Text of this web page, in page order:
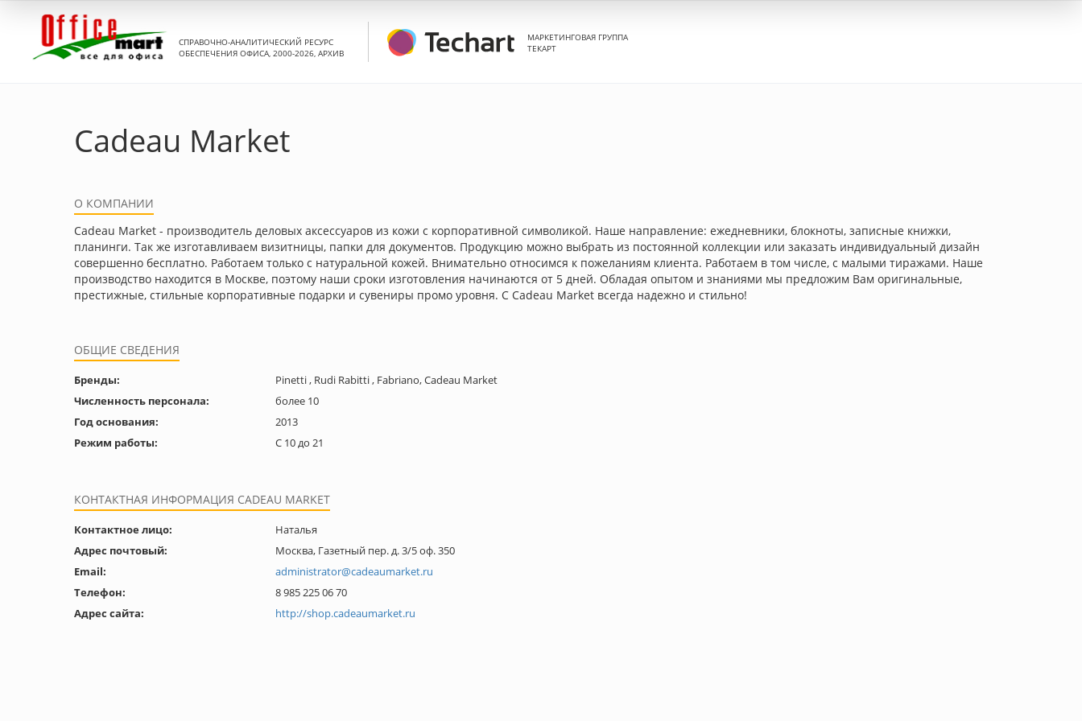
СПРАВОЧНО-АНАЛИТИЧЕСКИЙ РЕСУРС
ОБЕСПЕЧЕНИЯ ОФИСА, 2000-2026, АРХИВ
МАРКЕТИНГОВАЯ ГРУППА
ТЕКАРТ
Cadeau Market
О КОМПАНИИ
Cadeau Market - производитель деловых аксессуаров из кожи с корпоративной символикой. Наше направление: ежедневники, блокноты, записные книжки,
планинги. Так же изготавливаем визитницы, папки для документов. Продукцию можно выбрать из постоянной коллекции или заказать индивидуальный дизайн
совершенно бесплатно. Работаем только с натуральной кожей. Внимательно относимся к пожеланиям клиента. Работаем в том числе, с малыми тиражами. Наше
производство находится в Москве, поэтому наши сроки изготовления начинаются от 5 дней. Обладая опытом и знаниями мы предложим Вам оригинальные,
престижные, стильные корпоративные подарки и сувениры промо уровня. С Cadeau Market всегда надежно и стильно!
ОБЩИЕ СВЕДЕНИЯ
Бренды:
Pinetti , Rudi Rabitti , Fabriano, Cadeau Market
Численность персонала:
более 10
Год основания:
2013
Режим работы:
С 10 до 21
КОНТАКТНАЯ ИНФОРМАЦИЯ CADEAU MARKET
Контактное лицо:
Наталья
Адрес почтовый:
Москва, Газетный пер. д. 3/5 оф. 350
Email:
administrator@cadeaumarket.ru
Телефон:
8 985 225 06 70
Адрес сайта:
http://shop.cadeaumarket.ru